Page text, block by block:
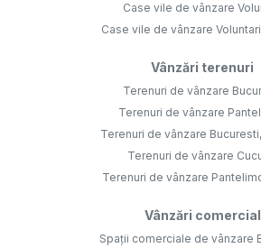
Case vile de vânzare
Case vile de vânzare
Vânzări terenuri
Terenuri de vânzare
Terenuri de vânzare
Terenuri de vânzare
Terenuri de vânzare
Terenuri de vânzare
Vânzări comercial
Spații comerciale de vânzare